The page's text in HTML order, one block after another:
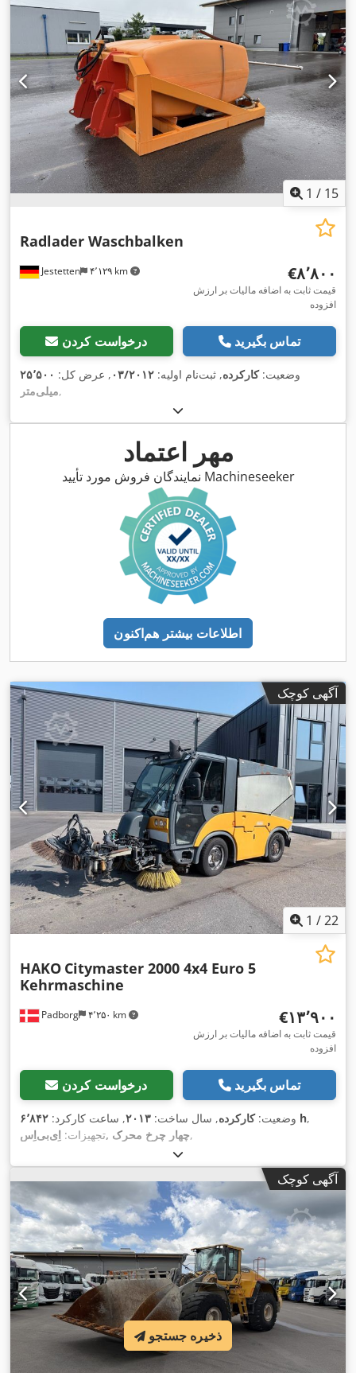
1 / 15
Jestetten ۴٬۱۲۹ km
Radlader Waschbalken
‎€۸٬۸۰۰
قیمت ثابت به اضافه مالیات بر ارزش
افزوده
درخواست کردن تماس بگیرید
وضعیت:کارکرده, ثبت‌نام اولیه: ۰۳/۲۰۱۲ , عرض کل: ۲۵٬۵۰۰
میلی‌متر,
مهر اعتماد
نمایندگان فروش مورد تأیید Machineseeker
اطلاعات بیشتر هم‌اکنون
آگهی کوچک
1 /22
Padborg ۴٬۲۵۰ km
HAKO Citymaster 2000 4x4 Euro 5
Kehrmaschine
‎€۱۳٬۹۰۰
قیمت ثابت به اضافه مالیات بر ارزش
افزوده
درخواست کردن تماس بگیرید
وضعیت:کارکرده, سال ساخت: ۲۰۱۳, ساعت کارکرد: ۶٬۸۴۲ h,
تجهیزات: اِی‌بی‌اِس‎, چهار چرخ محرک,
آگهی کوچک
ذخیره جستجو